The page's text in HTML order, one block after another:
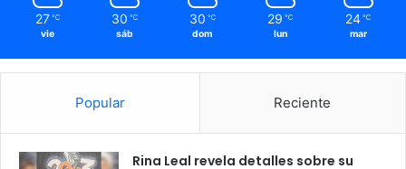
27 ℃
vie
30 ℃
sáb
30 ℃
dom
29 ℃
lun
24 ℃
mar
Popular Reciente
Rina Leal revela detalles sobre su